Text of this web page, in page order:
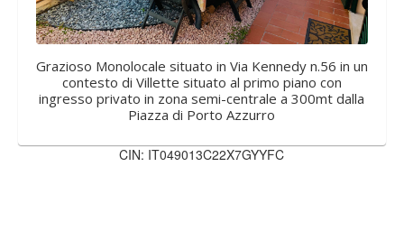
Grazioso Monolocale situato in Via Kennedy n.56 in un
contesto di Villette situato al primo piano con
ingresso privato in zona semi-centrale a 300mt dalla
Piazza di Porto Azzurro
CIN: IT049013C22X7GYYFC